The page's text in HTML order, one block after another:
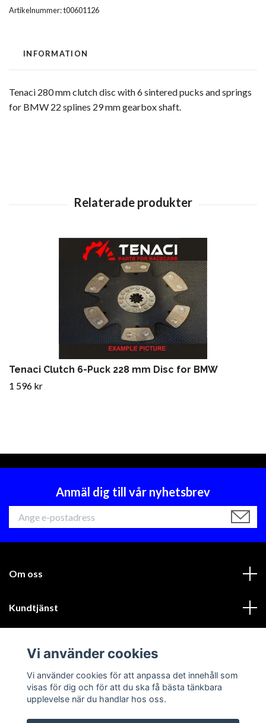
Artikelnummer:t00601126
INFORMATION
Tenaci 280 mm clutch disc with 6 sintered pucks and springs
for BMW 22 splines 29 mm gearbox shaft.
Tenaci Clutch 6-Puck 228 mm Disc for BMW
1 596 kr
Anmäl dig till vår nyhetsbrev
Om oss
Kundtjänst
Sociala medier
Vi använder cookies
Vi använder cookies för att anpassa det innehåll som
visas för dig och för att du ska få bästa tänkbara
upplevelse när du handlar hos oss.